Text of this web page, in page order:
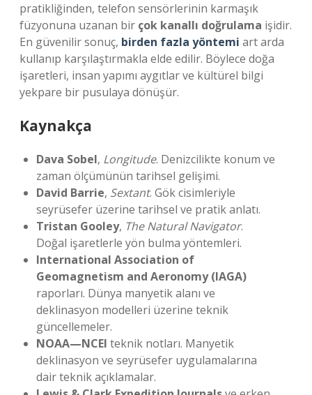
pratikliğinden, telefon sensörlerinin karmaşık
füzyonuna uzanan bir çok kanallı doğrulama işidir.
En güvenilir sonuç, birden fazla yöntemi art arda
kullanıp karşılaştırmakla elde edilir. Böylece doğa
işaretleri, insan yapımı aygıtlar ve kültürel bilgi
yekpare bir pusulaya dönüşür.
Kaynakça
Dava Sobel, Longitude. Denizcilikte konum ve
zaman ölçümünün tarihsel gelişimi.
David Barrie, Sextant. Gök cisimleriyle
seyrüsefer üzerine tarihsel ve pratik anlatı.
Tristan Gooley, The Natural Navigator.
Doğal işaretlerle yön bulma yöntemleri.
International Association of
Geomagnetism and Aeronomy (IAGA)
raporları. Dünya manyetik alanı ve
deklinasyon modelleri üzerine teknik
güncellemeler.
NOAA—NCEI teknik notları. Manyetik
deklinasyon ve seyrüsefer uygulamalarına
dair teknik açıklamalar.